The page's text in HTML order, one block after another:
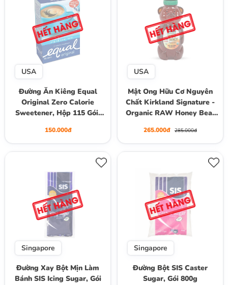
USA
Đường Ăn Kiêng Equal
Original Zero Calorie
Sweetener, Hộp 115 Gói,
150.000đ
USA
Mật Ong Hữu Cơ Nguyên
Chất Kirkland Signature -
Organic RAW Honey Bear
680g (1 Lb. 8 Oz.) 24 Oz.
265.000đ 285.000đ
Singapore
Đường Xay Bột Mịn Làm
Bánh SIS Icing Sugar, Gói
Singapore
Đường Bột SIS Caster
Sugar, Gói 800g